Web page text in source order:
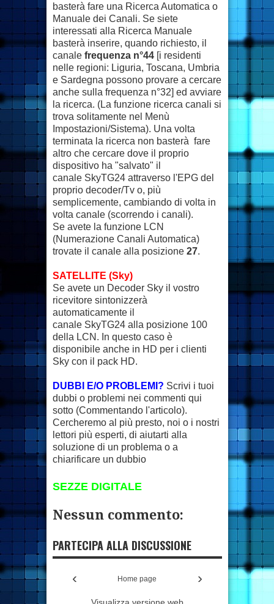
basterà fare una Ricerca Automatica o
Manuale dei Canali. Se siete
interessati alla Ricerca Manuale
basterà inserire, quando richiesto, il
canale frequenza n°44 [i residenti
nelle regioni: Liguria, Toscana, Umbria
e Sardegna possono provare a cercare
anche sulla frequenza n°32] ed avviare
la ricerca. (La funzione ricerca canali si
trova solitamente nel Menù
Impostazioni/Sistema). Una volta
terminata la ricerca non basterà fare
altro che cercare dove il proprio
dispositivo ha "salvato" il
canale SkyTG24 attraverso l'EPG del
proprio decoder/Tv o, più
semplicemente, cambiando di volta in
volta canale (scorrendo i canali).
Se avete la funzione LCN
(Numerazione Canali Automatica)
trovate il canale alla posizione 27.
SATELLITE (Sky)
Se avete un Decoder Sky il vostro
ricevitore sintonizzerà
automaticamente il
canale SkyTG24 alla posizione 100
della LCN. In questo caso è
disponibile anche in HD per i clienti
Sky con il pack HD.
DUBBI E/O PROBLEMI? Scrivi i tuoi
dubbi o problemi nei commenti qui
sotto (Commentando l'articolo).
Cercheremo al più presto, noi o i nostri
lettori più esperti, di aiutarti alla
soluzione di un problema o a
chiarificare un dubbio
SEZZE DIGITALE
Nessun commento:
PARTECIPA ALLA DISCUSSIONE
‹ ›
Home page
Visualizza versione web